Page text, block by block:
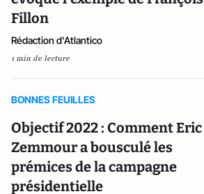
Fillon
Rédaction d'Atlantico
1 min de lecture
BONNES FEUILLES
Objectif 2022 : Comment Eric
Zemmour a bousculé les
prémices de la campagne
présidentielle